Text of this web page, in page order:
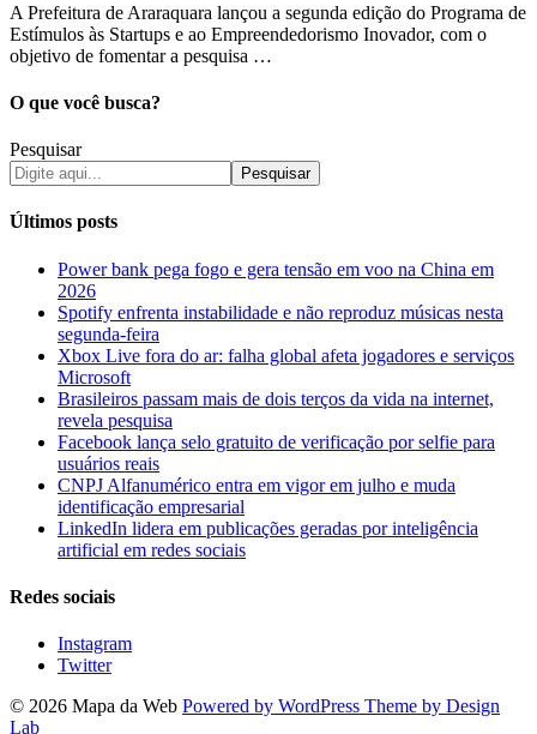
A Prefeitura de Araraquara lançou a segunda edição do Programa de
Estímulos às Startups e ao Empreendedorismo Inovador, com o
objetivo de fomentar a pesquisa …
O que você busca?
Pesquisar
Pesquisar
Últimos posts
Power bank pega fogo e gera tensão em voo na China em
2026
Spotify enfrenta instabilidade e não reproduz músicas nesta
segunda-feira
Xbox Live fora do ar: falha global afeta jogadores e serviços
Microsoft
Brasileiros passam mais de dois terços da vida na internet,
revela pesquisa
Facebook lança selo gratuito de verificação por selfie para
usuários reais
CNPJ Alfanumérico entra em vigor em julho e muda
identificação empresarial
LinkedIn lidera em publicações geradas por inteligência
artificial em redes sociais
Redes sociais
Instagram
Twitter
© 2026 Mapa da Web Powered by WordPress Theme by Design
Lab